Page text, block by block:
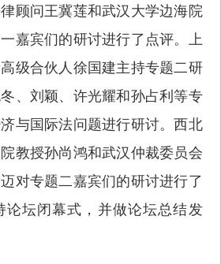
顾问王冀莲和武汉大学边海院
嘉宾们的研讨进行了点评。上
级合伙人徐国建主持专题二研
、刘颖、许光耀和孙占利等专
与国际法问题进行研讨。西北
教授孙尚鸿和武汉仲裁委员会
对专题二嘉宾们的研讨进行了
论坛闭幕式，并做论坛总结发